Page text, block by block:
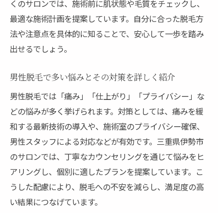
くのサロンでは、施術前に肌状態や毛質をチェックし、
最適な施術計画を提案しています。自分に合った脱毛方
法や注意点を具体的に知ることで、安心して一歩を踏み
出せるでしょう。
男性脱毛で多い悩みとその対策を詳しく紹介
男性脱毛では「痛み」「仕上がり」「プライバシー」な
どの悩みが多く挙げられます。対策としては、痛みを緩
和する最新技術の導入や、施術室のプライバシー確保、
男性スタッフによる対応などが有効です。三重県伊勢市
のサロンでは、丁寧なカウンセリングを通じて悩みをヒ
アリングし、個別に適したプランを提案しています。こ
うした配慮により、脱毛への不安を減らし、満足度の高
い結果につなげています。